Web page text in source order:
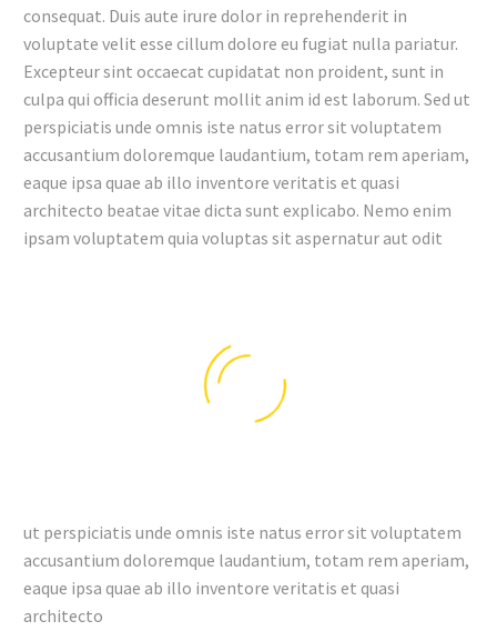
consequat. Duis aute irure dolor in reprehenderit in
voluptate velit esse cillum dolore eu fugiat nulla pariatur.
Excepteur sint occaecat cupidatat non proident, sunt in
culpa qui officia deserunt mollit anim id est laborum. Sed ut
perspiciatis unde omnis iste natus error sit voluptatem
accusantium doloremque laudantium, totam rem aperiam,
eaque ipsa quae ab illo inventore veritatis et quasi
architecto beatae vitae dicta sunt explicabo. Nemo enim
ipsam voluptatem quia voluptas sit aspernatur aut odit
ut perspiciatis unde omnis iste natus error sit voluptatem
accusantium doloremque laudantium, totam rem aperiam,
eaque ipsa quae ab illo inventore veritatis et quasi
architecto